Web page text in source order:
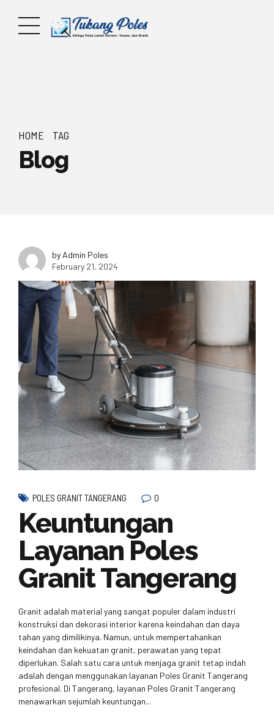
HOME TAG
Blog
by Admin Poles
February 21, 2024
POLES GRANIT TANGERANG 0
Keuntungan
Layanan Poles
Granit Tangerang
Granit adalah material yang sangat populer dalam industri
konstruksi dan dekorasi interior karena keindahan dan daya
tahan yang dimilikinya. Namun, untuk mempertahankan
keindahan dan kekuatan granit, perawatan yang tepat
diperlukan. Salah satu cara untuk menjaga granit tetap indah
adalah dengan menggunakan layanan Poles Granit Tangerang
profesional. Di Tangerang, layanan Poles Granit Tangerang
menawarkan sejumlah keuntungan...